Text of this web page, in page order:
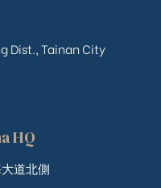
Dist., Tainan City
HQ
道北側